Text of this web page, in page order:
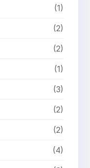
(1)
(2)
(2)
(1)
(3)
(2)
(2)
(4)